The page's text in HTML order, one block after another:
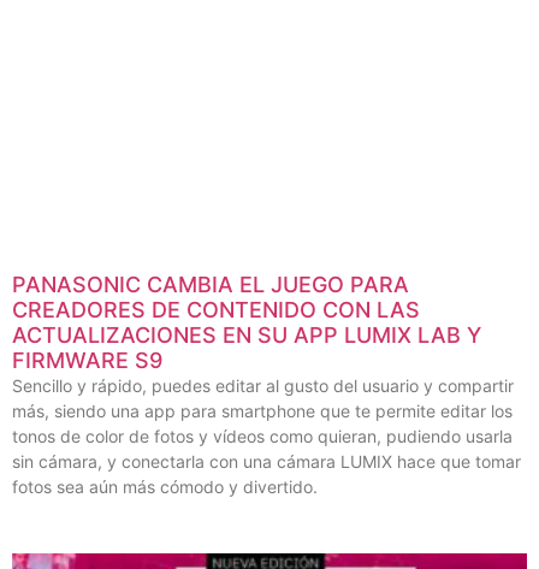
PANASONIC CAMBIA EL JUEGO PARA
CREADORES DE CONTENIDO CON LAS
ACTUALIZACIONES EN SU APP LUMIX LAB Y
FIRMWARE S9
Sencillo y rápido, puedes editar al gusto del usuario y compartir
más, siendo una app para smartphone que te permite editar los
tonos de color de fotos y vídeos como quieran, pudiendo usarla
sin cámara, y conectarla con una cámara LUMIX hace que tomar
fotos sea aún más cómodo y divertido.